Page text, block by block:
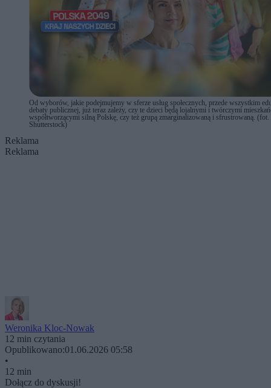
Od wyborów, jakie podejmujemy w sferze usług społecznych, przede wszystkim
debaty publicznej, już teraz zależy, czy te dzieci będą lojalnymi i twórczymi
współtworzącymi silną Polskę, czy też grupą zmarginalizowaną i sfrustrowaną. (fot.
Shutterstock)
Reklama
Reklama
Weronika Kloc-Nowak
12 min czytania
Opublikowano:01.06.2026 05:58
•
12 min
Dołącz do dyskusji!